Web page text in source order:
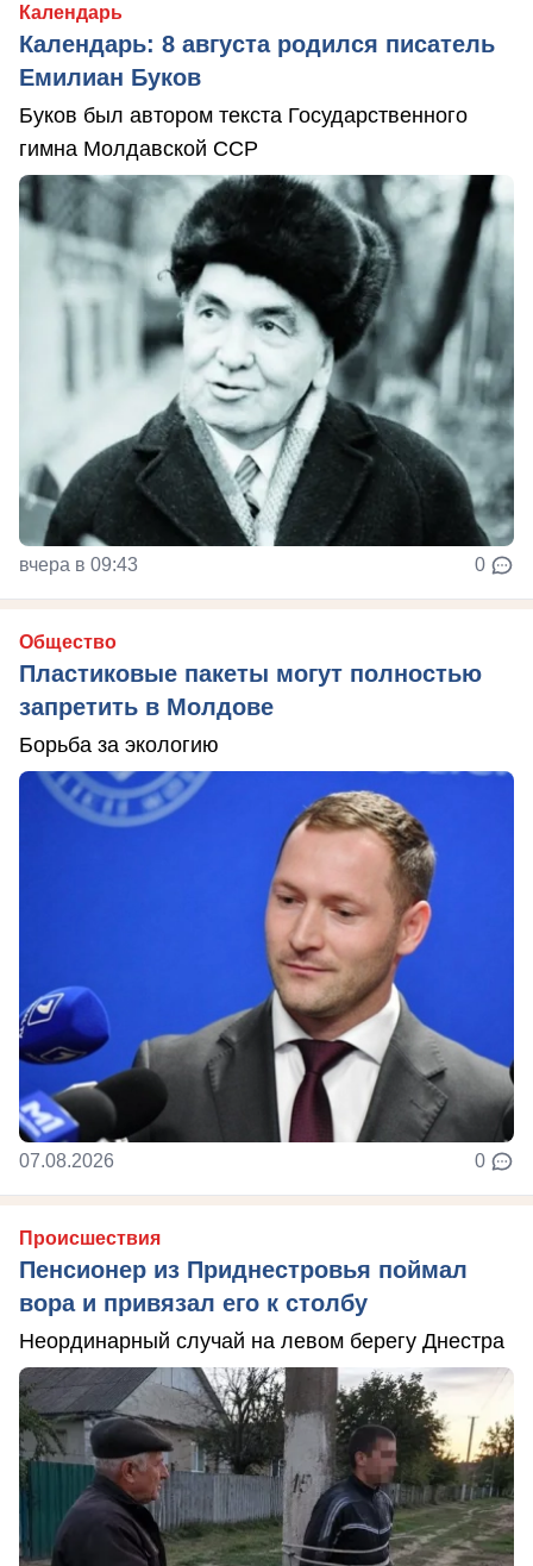
Календарь
Календарь: 8 августа родился писатель
Емилиан Буков
Буков был автором текста Государственного
гимна Молдавской ССР
вчера в 09:43 0
Общество
Пластиковые пакеты могут полностью
запретить в Молдове
Борьба за экологию
07.08.2026 0
Происшествия
Пенсионер из Приднестровья поймал
вора и привязал его к столбу
Неординарный случай на левом берегу Днестра